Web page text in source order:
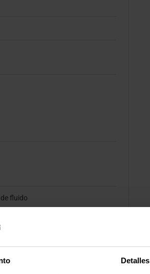
Detalles
fluido